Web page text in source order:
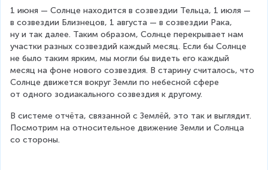
1 июня — Солнце находится в созвездии Тельца, 1 июля —
в созвездии Близнецов, 1 августа — в созвездии Рака,
ну и так далее. Таким образом, Солнце перекрывает нам
участки разных созвездий каждый месяц. Если бы Солнце
не было таким ярким, мы могли бы видеть его каждый
месяц на фоне нового созвездия. В старину считалось, что
Солнце движется вокруг Земли по небесной сфере
от одного зодиакального созвездия к другому.
В системе отчёта, связанной с Землёй, это так и выглядит.
Посмотрим на относительное движение Земли и Солнца
со стороны.